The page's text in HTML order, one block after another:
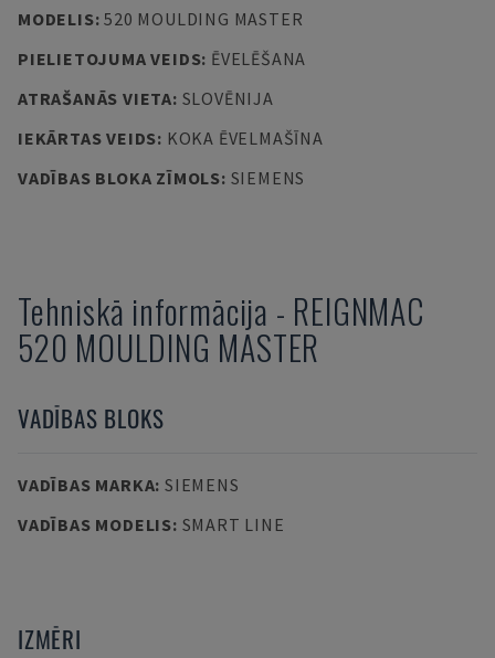
MODELIS:520 MOULDING MASTER
PIELIETOJUMA VEIDS: ĒVELĒŠANA
ATRAŠANĀS VIETA: SLOVĒNIJA
IEKĀRTAS VEIDS: KOKA ĒVELMAŠĪNA
VADĪBAS BLOKA ZĪMOLS: SIEMENS
Tehniskā informācija - REIGNMAC
520 MOULDING MASTER
VADĪBAS BLOKS
VADĪBAS MARKA: SIEMENS
VADĪBAS MODELIS: SMART LINE
IZMĒRI